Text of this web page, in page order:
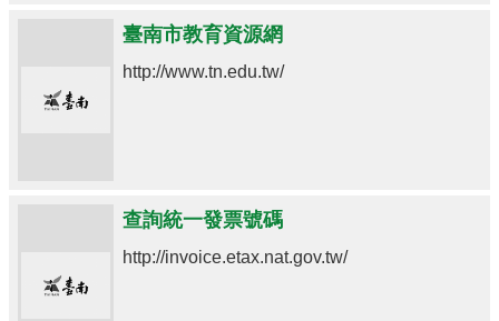
臺南市教育資源網
http://www.tn.edu.tw/
查詢統一發票號碼
http://invoice.etax.nat.gov.tw/